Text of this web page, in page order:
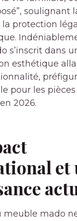
soulignant
protection
s’inscrit dans
esthétique
pour les
2026.
et
meuble mado